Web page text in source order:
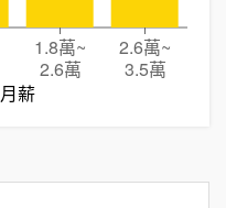
1.8萬~
2.6萬
2.6萬~
3.5萬
月薪